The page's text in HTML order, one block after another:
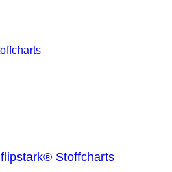
flipstark® Stoffcharts